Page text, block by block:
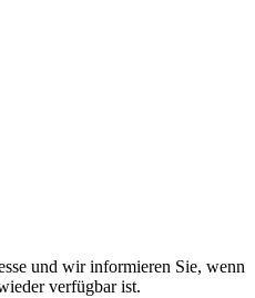
und wir informieren Sie, wenn
verfügbar ist.